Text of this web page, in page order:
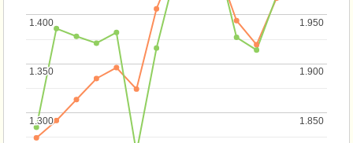
1.300
1.300
1.350
1.350
1.400
1.400
1.850
1.850
1.900
1.900
1.950
1.950